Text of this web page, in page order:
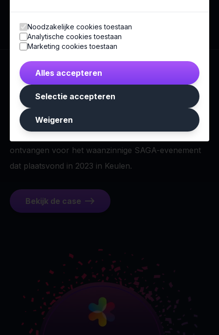
Info@eventbureau.nl
Eventex award
Eventbureau.nl heeft samen met Live Legends met
trots de prestigieuze Gold Award van Eventex
ontvangen voor het waanzinnige SAGA-evenement
dat plaatsvond in 2023 in Keulen.
Bekijk de case
Noodzakelijke cookies toestaan
Analytische cookies toestaan
Marketing cookies toestaan
Alles accepteren
Selectie accepteren
Weigeren